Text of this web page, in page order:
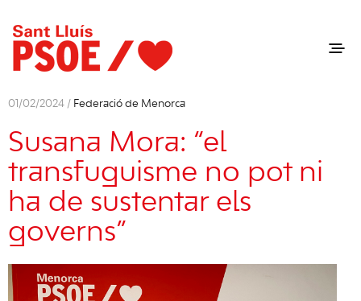
01/02/2024 / Federació de Menorca
Susana Mora: “el
transfuguisme no pot ni
ha de sustentar els
governs”